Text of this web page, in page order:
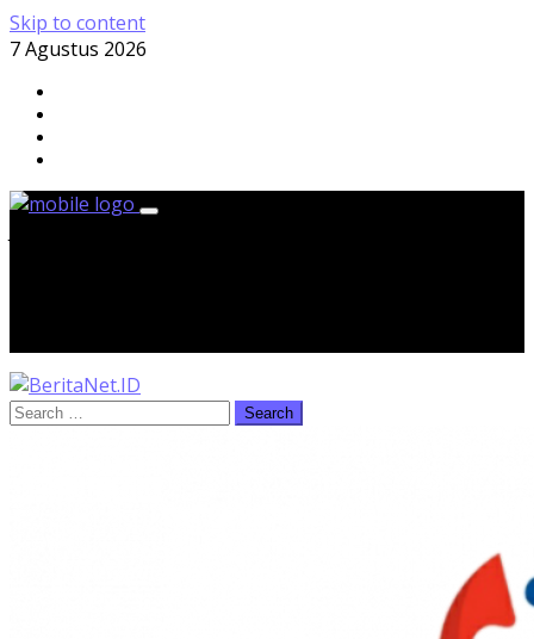
Skip to content
7 Agustus 2026